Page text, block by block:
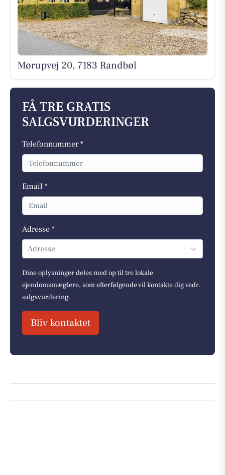
Mørupvej 20, 7183 Randbøl
FÅ TRE GRATIS
SALGSVURDERINGER
Telefonnummer *
Email *
Adresse *
Adresse
Dine oplysninger deles med op til tre lokale
ejendomsmæglere, som efterfølgende vil kontakte dig vedr.
salgsvurdering.
Bliv kontaktet